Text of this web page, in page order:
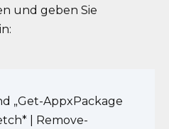
und geben Sie
„Get-AppxPackage
| Remove-